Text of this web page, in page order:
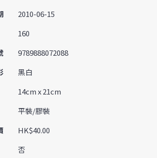
2010-06-15
160
9789888072088
黑白
14cm x 21cm
平裝/膠裝
HK$40.00
否